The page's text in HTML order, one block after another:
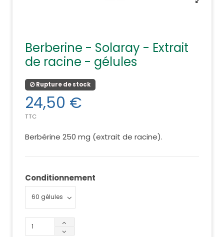
Berberine - Solaray - Extrait
de racine - gélules
Rupture de stock
24,50 €
TTC
Berbérine 250 mg (extrait de racine).
Conditionnement